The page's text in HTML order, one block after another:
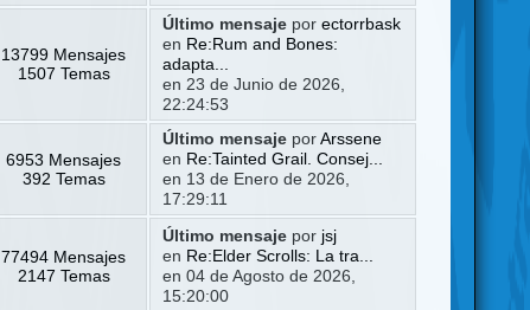
13799 Mensajes
1507 Temas
Último mensajepor ectorrbask
en Re:Rum and Bones:
adapta...
en 23 de Junio de 2026,
22:24:53
6953 Mensajes
392 Temas
Último mensajepor Arssene
en Re:Tainted Grail. Consej...
en 13 de Enero de 2026,
17:29:11
77494 Mensajes
2147 Temas
Último mensajepor jsj
en Re:Elder Scrolls: La tra...
en 04 de Agosto de 2026,
15:20:00